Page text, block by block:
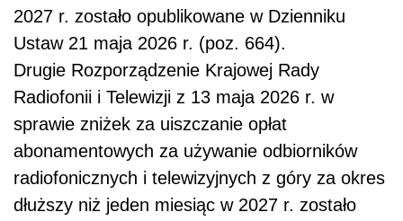
2027 r. zostało opublikowane w Dzienniku
Ustaw 21 maja 2026 r. (poz. 664).
Drugie Rozporządzenie Krajowej Rady
Radiofonii i Telewizji z 13 maja 2026 r. w
sprawie zniżek za uiszczanie opłat
abonamentowych za używanie odbiorników
radiofonicznych i telewizyjnych z góry za okres
dłuższy niż jeden miesiąc w 2027 r. zostało